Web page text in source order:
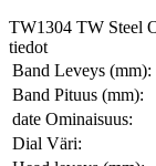
TW1304 TW Steel
tiedot
Band Leveys (mm):
Band Pituus (mm):
date Ominaisuus:
Dial Väri: